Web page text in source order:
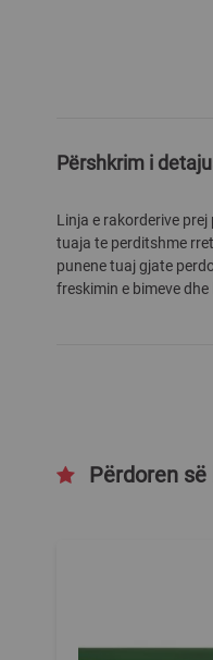
of
images
gallery
Përshkrim i
Linja e rakorderive
tuaja te perditshme
punene tuaj gjate
freskimin e bimeve
Përdoren së